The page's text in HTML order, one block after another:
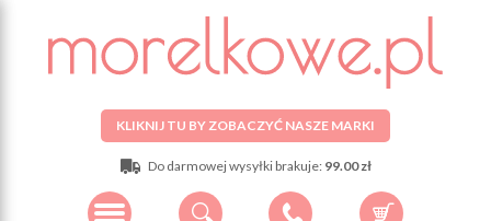
KLIKNIJ TU BY ZOBACZYĆ NASZE MARKI
Do darmowej wysyłki brakuje: 99.00 zł